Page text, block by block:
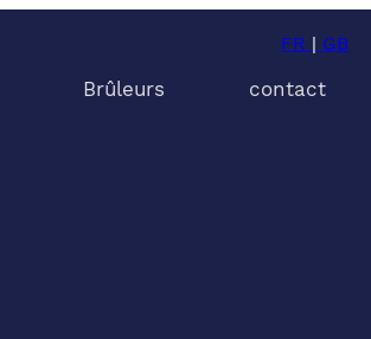
FR | GB
Brûleurs contact